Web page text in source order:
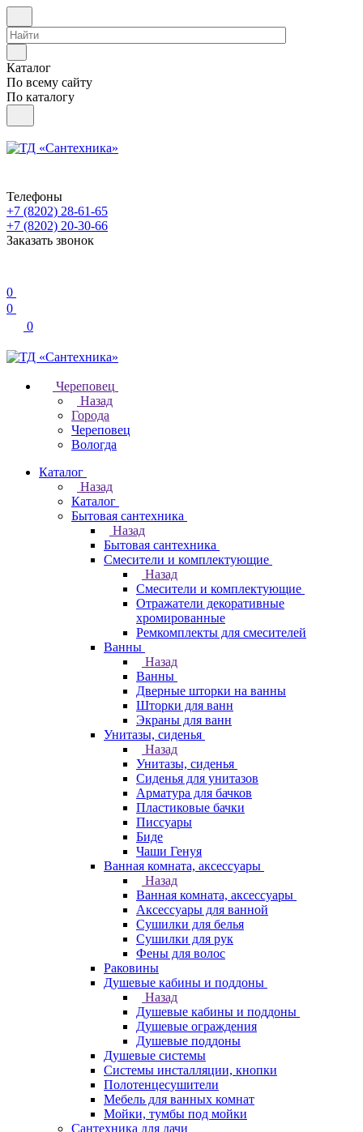
Каталог
По всему сайту
По каталогу
Телефоны
+7 (8202) 28‑61-65
+7 (8202) 20‑30-66
Заказать звонок
0
0
0
Череповец
Назад
Города
Череповец
Вологда
Каталог
Назад
Каталог
Бытовая сантехника
Назад
Бытовая сантехника
Смесители и комплектующие
Назад
Смесители и комплектующие
Отражатели декоративные
хромированные
Ремкомплекты для смесителей
Ванны
Назад
Ванны
Дверные шторки на ванны
Шторки для ванн
Экраны для ванн
Унитазы, сиденья
Назад
Унитазы, сиденья
Сиденья для унитазов
Арматура для бачков
Пластиковые бачки
Писсуары
Биде
Чаши Генуя
Ванная комната, аксессуары
Назад
Ванная комната, аксессуары
Аксессуары для ванной
Сушилки для белья
Сушилки для рук
Фены для волос
Раковины
Душевые кабины и поддоны
Назад
Душевые кабины и поддоны
Душевые ограждения
Душевые поддоны
Душевые системы
Системы инсталляции, кнопки
Полотенцесушители
Мебель для ванных комнат
Мойки, тумбы под мойки
Сантехника для дачи